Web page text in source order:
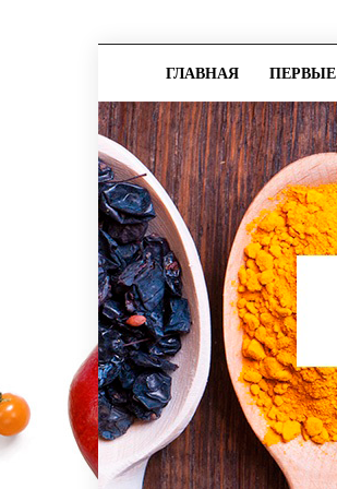
ГЛАВНАЯ